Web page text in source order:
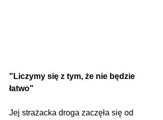
"Liczymy się z tym, że nie będzie
łatwo"
Jej strażacka droga zaczęła się od